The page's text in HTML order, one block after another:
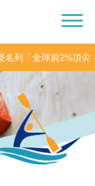
名列「全球前2%頂尖
之「學術生涯科學影響